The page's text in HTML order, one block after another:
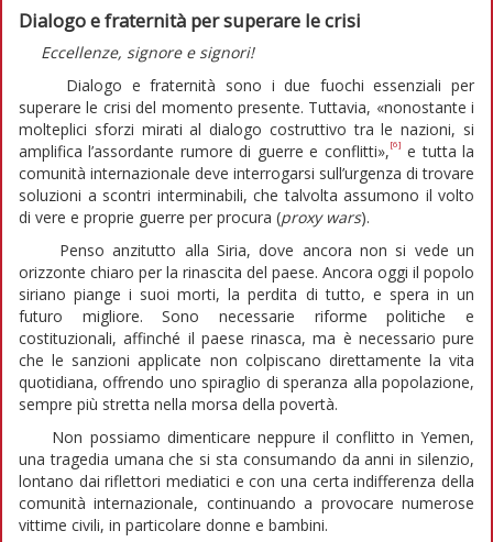
Dialogo e fraternità per superare le crisi
Eccellenze, signore e signori!
Dialogo e fraternità sono i due fuochi essenziali per
superare le crisi del momento presente. Tuttavia, «nonostante i
molteplici sforzi mirati al dialogo costruttivo tra le nazioni, si
amplifica l’assordante rumore di guerre e conflitti», [6] e tutta la
comunità internazionale deve interrogarsi sull’urgenza di trovare
soluzioni a scontri interminabili, che talvolta assumono il volto
di vere e proprie guerre per procura (proxy wars).
Penso anzitutto alla Siria, dove ancora non si vede un
orizzonte chiaro per la rinascita del paese. Ancora oggi il popolo
siriano piange i suoi morti, la perdita di tutto, e spera in un
futuro migliore. Sono necessarie riforme politiche e
costituzionali, affinché il paese rinasca, ma è necessario pure
che le sanzioni applicate non colpiscano direttamente la vita
quotidiana, offrendo uno spiraglio di speranza alla popolazione,
sempre più stretta nella morsa della povertà.
Non possiamo dimenticare neppure il conflitto in Yemen,
una tragedia umana che si sta consumando da anni in silenzio,
lontano dai riflettori mediatici e con una certa indifferenza della
comunità internazionale, continuando a provocare numerose
vittime civili, in particolare donne e bambini.